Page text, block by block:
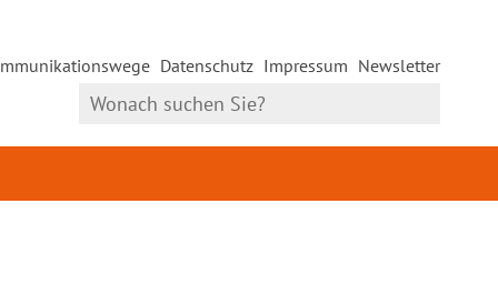
Datenschutz Impressum Newsletter